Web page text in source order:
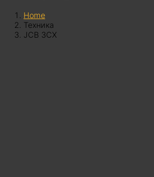
Home
Техника
JCB 3CX